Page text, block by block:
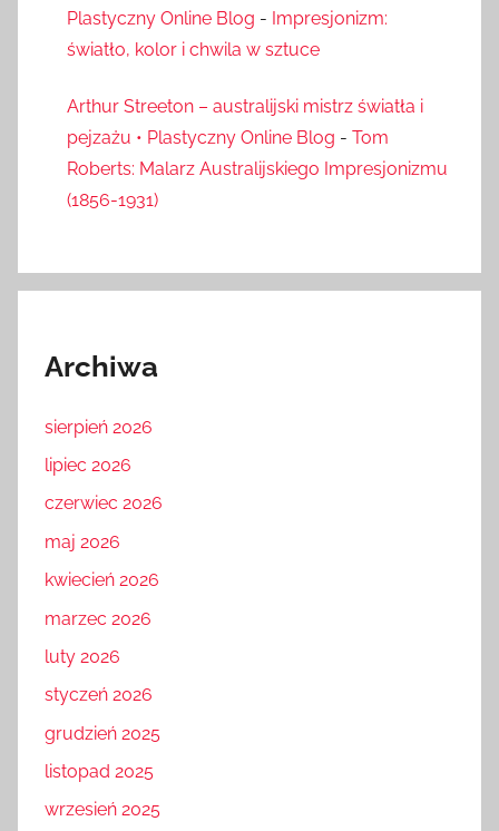
Plastyczny Online Blog - Impresjonizm:
światło, kolor i chwila w sztuce
Arthur Streeton – australijski mistrz światła i
pejzażu • Plastyczny Online Blog - Tom
Roberts: Malarz Australijskiego Impresjonizmu
(1856-1931)
Archiwa
sierpień 2026
lipiec 2026
czerwiec 2026
maj 2026
kwiecień 2026
marzec 2026
luty 2026
styczeń 2026
grudzień 2025
listopad 2025
wrzesień 2025